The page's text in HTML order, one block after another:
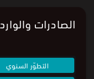
الصادرات
التطوّر السنوي